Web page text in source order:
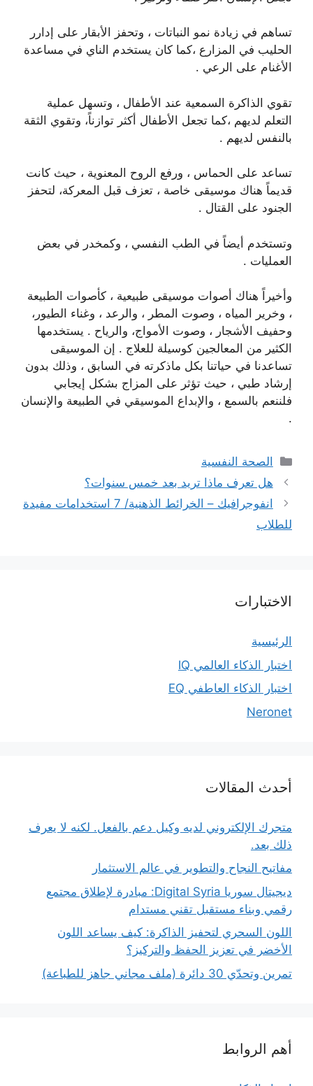
تساهم في زيادة نمو النباتات ، وتحفز الأبقار على إدارر
الحليب في المزارع ،كما كان يستخدم الناي في مساعدة
الأغنام على الرعي .
تقوي الذاكرة السمعية عند الأطفال ، وتسهل عملية
التعلم لديهم ،كما تجعل الأطفال أكثر توازناً، وتقوي الثقة
بالنفس لديهم .
تساعد على الحماس ، ورفع الروح المعنوية ، حيث كانت
قديماً هناك موسيقى خاصة ، تعزف قبل المعركة، لتحفز
الجنود على القتال .
وتستخدم أيضاً في الطب النفسي ، وكمخدر في بعض
العمليات .
وأخيراً هناك أصوات موسيقى طبيعية ، كأصوات الطبيعة
، وخرير المياه ، وصوت المطر ، والرعد ، وغناء الطيور،
وحفيف الأشجار ، وصوت الأمواج، والرياح . يستخدمها
الكثير من المعالجين كوسيلة للعلاج . إن الموسيقى
تساعدنا في حياتنا بكل ماذكرته في السابق ، وذلك بدون
إرشاد طبي ، حيث تؤثر على المزاج بشكل إيجابي
فلننعم بالسمع ، والإبداع الموسيقي في الطبيعة والإنسان
.
التصنيفات
الصحة النفسية
هل تعرف ماذا تريد بعد خمس سنوات؟
انفوجرافيك – الخرائط الذهنية/ 7 استخدامات مفيدة
للطلاب
الاختبارات
الرئيسية
اختبار الذكاء العالمي IQ
اختبار الذكاء العاطفي EQ
Neronet
أحدث المقالات
متجرك الإلكتروني لديه وكيل دعم بالفعل. لكنه لا يعرف
ذلك بعد.
مفاتيح النجاح والتطوير في عالم الاستثمار
ديجيتال سوريا Digital Syria: مبادرة لإطلاق مجتمع
رقمي وبناء مستقبل تقني مستدام
اللون السحري لتحفيز الذاكرة: كيف يساعد اللون
الأخضر في تعزيز الحفظ والتركيز؟
تمرين وتحدّي 30 دائرة (ملف مجاني جاهز للطباعة)
أهم الروابط